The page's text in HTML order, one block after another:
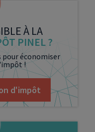
patrimonial ?
2026À LA
PINEL ?
économiser
!
d'impôt